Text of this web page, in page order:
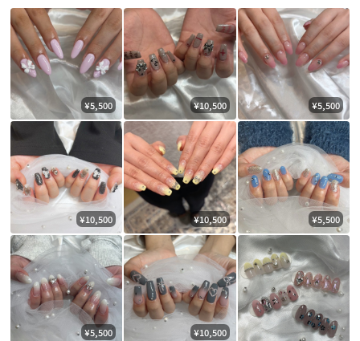
¥5,500 ¥10,500 ¥5,500
¥10,500 ¥10,500 ¥5,500
¥5,500 ¥10,500